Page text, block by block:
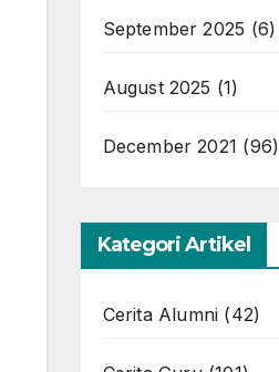
September 2025 (6)
August 2025 (1)
December 2021 (96)
Kategori Artikel
Cerita Alumni (42)